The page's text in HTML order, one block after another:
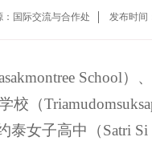
：国际交流与合作处 发布时间
School）
（
泰女子高中（Satri